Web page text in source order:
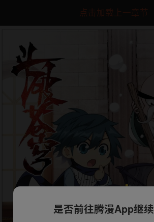
点击加载上一章节
是否前往腾漫App继